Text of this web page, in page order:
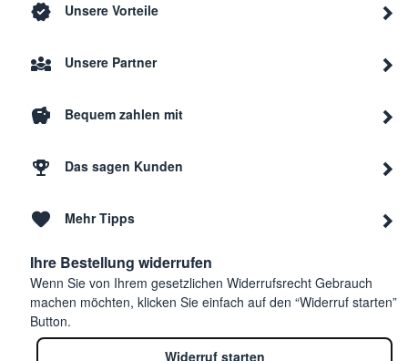
Unsere Vorteile
Unsere Partner
Bequem zahlen mit
Das sagen Kunden
Mehr Tipps
Ihre Bestellung widerrufen
Wenn Sie von Ihrem gesetzlichen Widerrufsrecht Gebrauch
machen möchten, klicken Sie einfach auf den “Widerruf starten”
Button.
Widerruf starten